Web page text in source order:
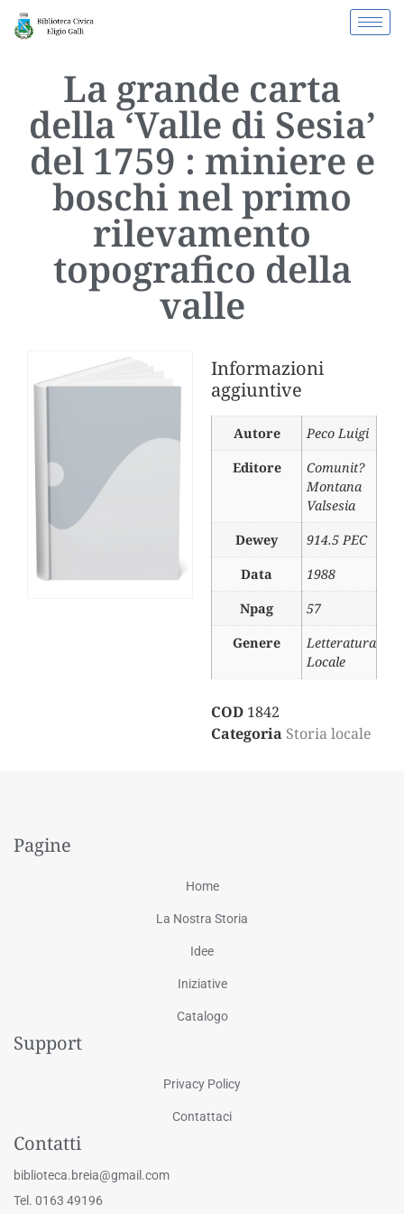
La grande carta
della ‘Valle di Sesia’
del 1759 : miniere e
boschi nel primo
rilevamento
topografico della
valle
Informazioni
aggiuntive
Autore
Peco Luigi
Editore
Comunit?
Montana
Valsesia
Dewey
914.5 PEC
Data
1988
Npag
57
Genere
Letteratura
Locale
COD 1842
Categoria Storia locale
Pagine
Home
La Nostra Storia
Idee
Iniziative
Catalogo
Support
Privacy Policy
Contattaci
Contatti
biblioteca.breia@gmail.com
Tel. 0163 49196